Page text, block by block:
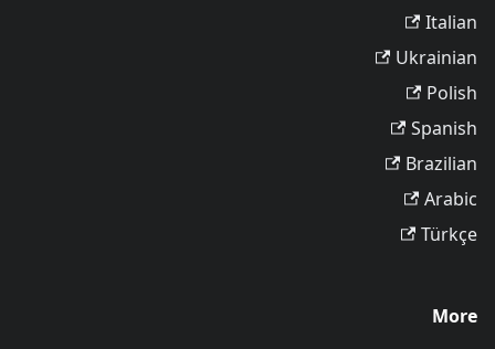
Italian
Ukrainian
Polish
Spanish
Brazilian
Arabic
Türkçe
More